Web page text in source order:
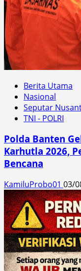
Berita Utama
Nasional
Seputar
TNI - POLRI
Polda Banten
Karhutla 2026,
Bencana
KamiluProbo01 03/